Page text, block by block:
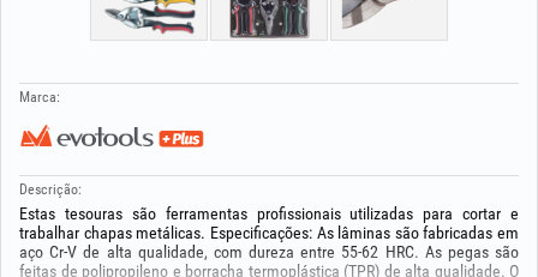
Marca:
Descrição:
Estas tesouras são ferramentas profissionais utilizadas para cortar e
trabalhar chapas metálicas. Especificações: As lâminas são fabricadas em
aço Cr-V de alta qualidade, com dureza entre 55-62 HRC. As pegas são
feitas de polipropileno e borracha termoplástica (TPR) de alta qualidade. O